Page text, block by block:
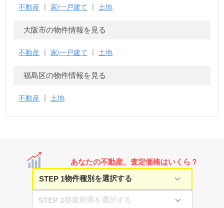
不動産 家/一戸建て 土地
大阪市の物件情報を見る
不動産 家/一戸建て 土地
福島区の物件情報を見る
不動産 土地
あなたの不動産、査定価格はいくら？
STEP 1
STEP 2